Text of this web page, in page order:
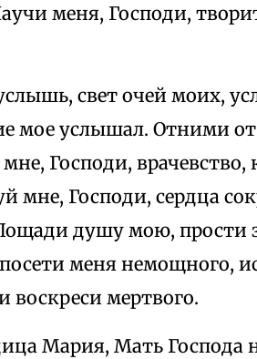
меня, Господи,
свет очей моих,
мое услышал. Отними от
Господи,
мне, Господи, сердца
душу мою, прости
меня немощного,
воскреси мертвого.
Мария, Мать Господа